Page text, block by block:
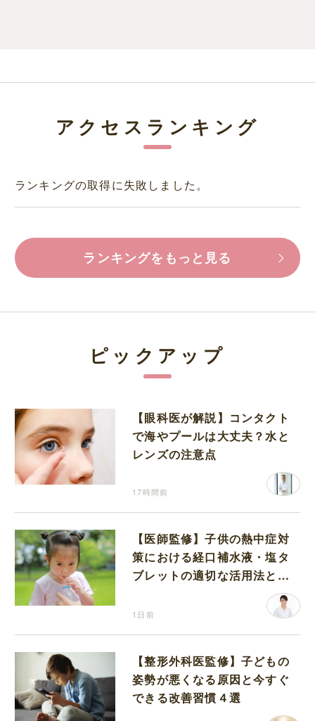
アクセスランキング
ランキングの取得に失敗しました。
ランキングをもっと見る
ピックアップ
【眼科医が解説】コンタクト
で海やプールは大丈夫？水と
レンズの注意点
17時間前
【医師監修】子供の熱中症対
策における経口補水液・塩タ
ブレットの適切な活用法と水
1日前
【整形外科医監修】子どもの
姿勢が悪くなる原因と今すぐ
できる改善習慣４選